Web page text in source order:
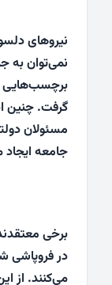
نیروهای
نمی‌توان به
برچسب‌هایی
گرفت. چنین
مسئولان
جامعه ایجاد
برخی
در فروپاشی
می‌کنند. از